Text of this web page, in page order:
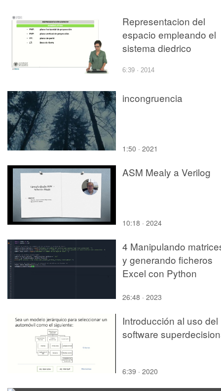
Representacion del
espacio empleando el
sistema diedrico
6:39 · 2014
incongruencia
1:50 · 2021
ASM Mealy a Verilog
10:18 · 2024
4 Manipulando
y generando ficheros
Excel con Python
26:48 · 2023
Introducción al uso del
software
6:39 · 2020